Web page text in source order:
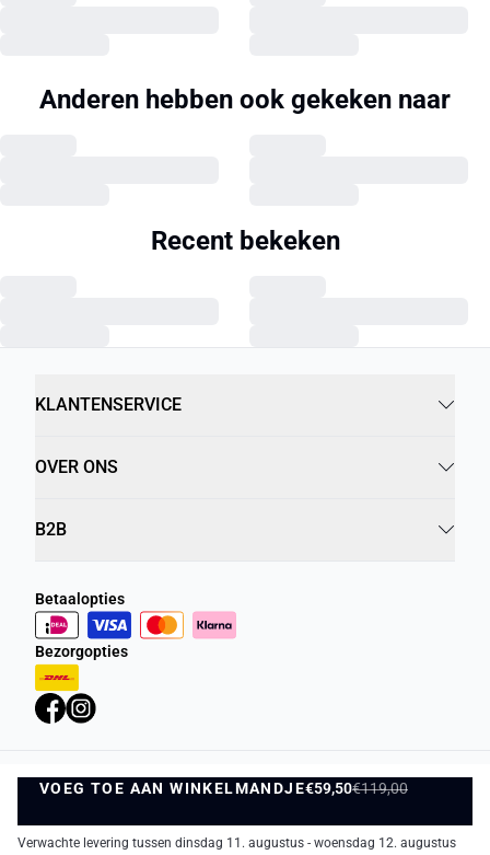
VOEG TOE AAN WINKELMANDJE€59,50€119,00
VOEG TOE AAN WINKELMANDJE
Verwachte levering tussen dinsdag 11. augustus - woensdag 12. augustus
Anderen hebben ook gekeken naar
Recent bekeken
KLANTENSERVICE
OVER ONS
B2B
Betaalopties
Bezorgopties
Privacybeleid Algemene Voorwaarden